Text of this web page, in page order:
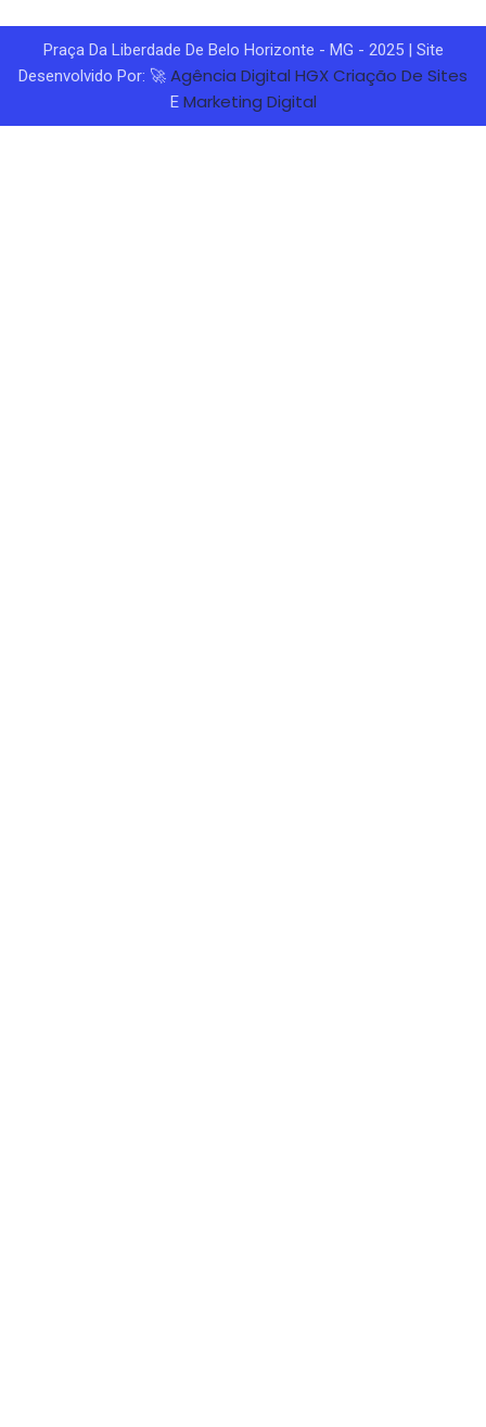
Praça Da Liberdade De Belo Horizonte - MG - 2025 | Site
Desenvolvido Por: 🚀 Agência Digital HGXCriação De Sites
E Marketing Digital